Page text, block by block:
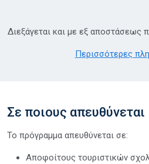
Διεξάγεται και με εξ αποστάσεως
Περισσότερες
Σε ποιους απευθύνεται
Το πρόγραμμα απευθύνεται σε:
Αποφοίτους τουριστικών